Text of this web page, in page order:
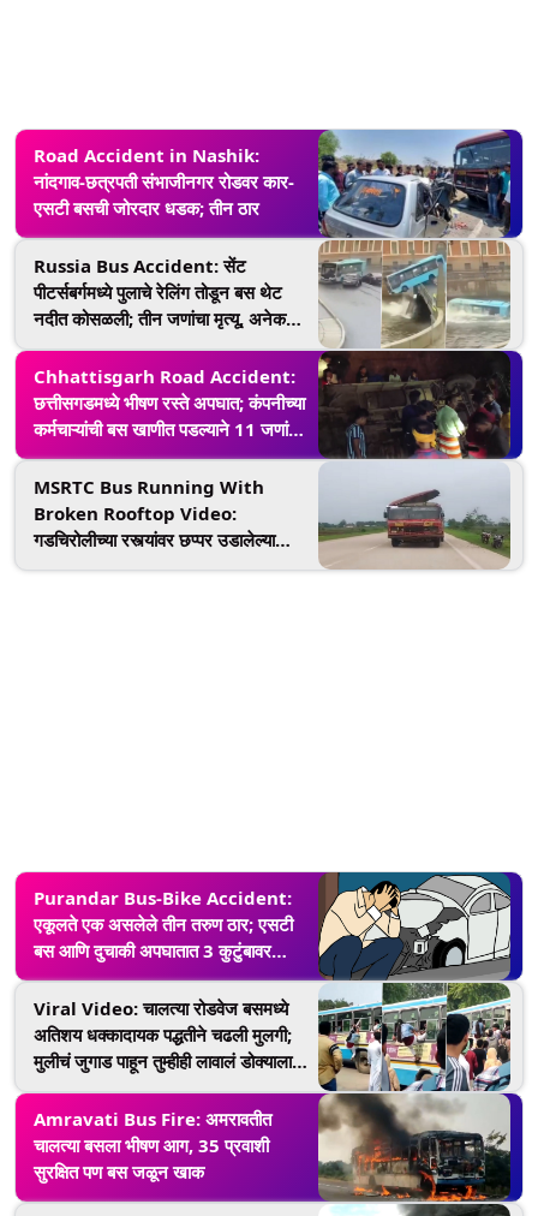
Road Accident in Nashik:
नांदगाव-छत्रपती संभाजीनगर रोडवर कार-
एसटी बसची जोरदार धडक; तीन ठार
Russia Bus Accident: सेंट
पीटर्सबर्गमध्ये पुलाचे रेलिंग तोडून बस थेट
नदीत कोसळली; तीन जणांचा मृत्यू, अनेक
लोक जखमी (Watch Shocking
Video)
Chhattisgarh Road Accident:
छत्तीसगडमध्ये भीषण रस्ते अपघात; कंपनीच्या
कर्मचाऱ्यांची बस खाणीत पडल्याने 11 जणांचा
मृत्यू, 20 जखमी, पीएम मोदींनी व्यक्त केला
शोक
MSRTC Bus Running With
Broken Rooftop Video:
गडचिरोलीच्या रस्त्यांवर छप्पर उडालेल्या
Purandar Bus-Bike Accident:
एकूलते एक असलेले तीन तरुण ठार; एसटी
बस आणि दुचाकी अपघातात 3 कुटुंबावर
शोककळा; पुरंदर येथील घटना
Viral Video: चालत्या रोडवेज बसमध्ये
अतिशय धक्कादायक पद्धतीने चढली मुलगी;
मुलीचं जुगाड पाहून तुम्हीही लावालं डोक्याला
हात, पाहा व्हिडिओ
Amravati Bus Fire: अमरावतीत
चालत्या बसला भीषण आग, 35 प्रवाशी
सुरक्षित पण बस जळून खाक